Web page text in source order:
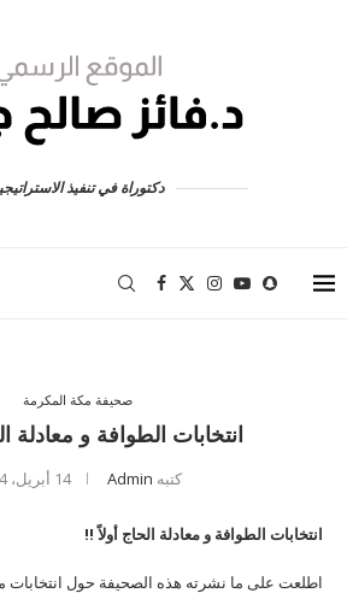
دكتوراة في تنفيذ
صحيفة مكة المكرمة
انتخابات الطوافة و معادلة
كتبه Admin 14 أبريل، 2014
انتخابات الطوافة و معادلة الحاج أولاً !!
اطلعت على ما نشرته هذه الصحيفة حول